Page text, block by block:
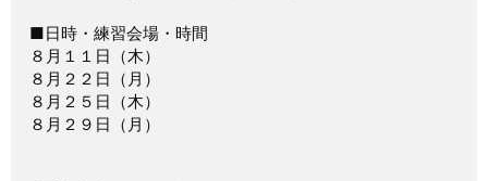
■日時・練習会場・時間
８月１１日（木）
８月２２日（月）
８月２５日（木）
８月２９日（月）